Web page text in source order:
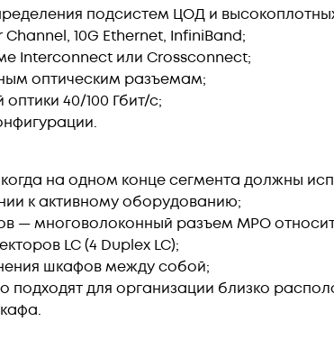
подсистем ЦОД и
10G Ethernet, InfiniBand;
Interconnect или Crossconnect;
оптическим разъемам;
40/100 Гбит/с;
на одном конце сегмента должны
к активному оборудованию;
— многоволоконный разъем MPO
LC (4 Duplex LC);
шкафов между собой;
подходят для организации близко